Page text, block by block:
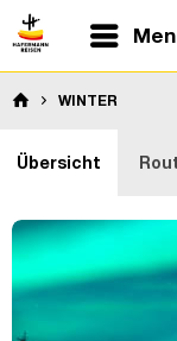
WINTER
Übersicht